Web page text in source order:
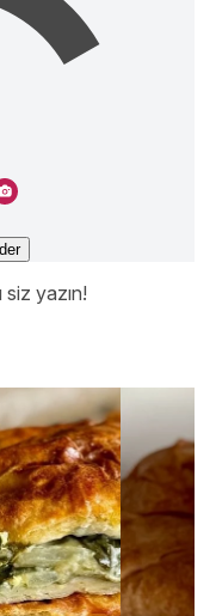
yazın!